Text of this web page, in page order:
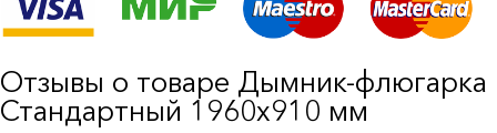
Отзывы о товаре Дымник-флюгарка
Стандартный 1960х910 мм